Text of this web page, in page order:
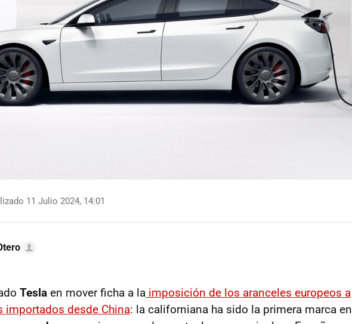
11 Julio 2024, 14:01
Tesla en mover ficha a la imposición de los aranceles europeos a
importados desde China: la californiana ha sido la primera marca en